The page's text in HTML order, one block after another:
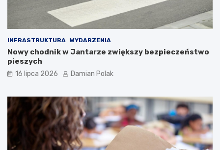
INFRASTRUKTURA WYDARZENIA
Nowy chodnik w Jantarze zwiększy bezpieczeństwo
pieszych
16 lipca 2026 Damian Polak